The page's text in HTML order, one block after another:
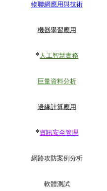
物聯網應用與技術
機器學習應用
* 人工智慧實務
巨量資料分析
邊緣計算應用
*資訊安全管理
網路攻防案例分析
軟體測試